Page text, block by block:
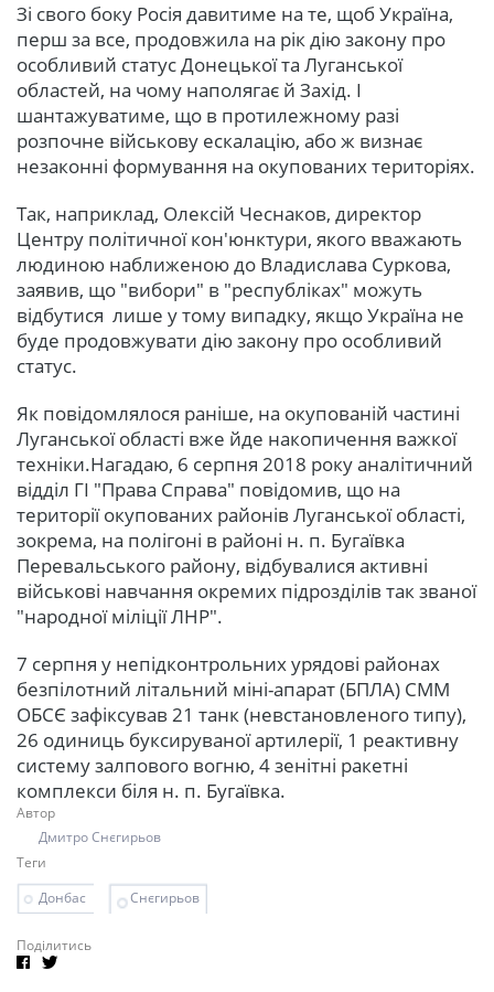
Зі свого боку Росія давитиме на те, щоб Україна,
перш за все, продовжила на рік дію закону про
особливий статус Донецької та Луганської
областей, на чому наполягає й Захід. І
шантажуватиме, що в протилежному разі
розпочне військову ескалацію, або ж визнає
незаконні формування на окупованих територіях.
Так, наприклад, Олексій Чеснаков, директор
Центру політичної кон'юнктури, якого вважають
людиною наближеною до Владислава Суркова,
заявив, що "вибори" в "республіках" можуть
відбутися лише у тому випадку, якщо Україна не
буде продовжувати дію закону про особливий
статус.
Як повідомлялося раніше, на окупованій частині
Луганської області вже йде накопичення важкої
техніки.Нагадаю, 6 серпня 2018 року аналітичний
відділ ГІ "Права Справа" повідомив, що на
території окупованих районів Луганської області,
зокрема, на полігоні в районі н. п. Бугаївка
Перевальського району, відбувалися активні
військові навчання окремих підрозділів так званої
"народної міліції ЛНР".
7 серпня у непідконтрольних урядові районах
безпілотний літальний міні-апарат (БПЛА) СММ
ОБСЄ зафіксував 21 танк (невстановленого типу),
26 одиниць буксируваної артилерії, 1 реактивну
систему залпового вогню, 4 зенітні ракетні
комплекси біля н. п. Бугаївка.
Автор
Дмитро Снєгирьов
Теги
Донбас
Снєгирьов
Поділитись